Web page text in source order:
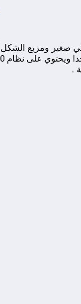
صغير ومربع الشكل
إشارة وايفاي كبيرة حتى تستمتع أنت وعائلتك بمشاهدة الأفلام
.